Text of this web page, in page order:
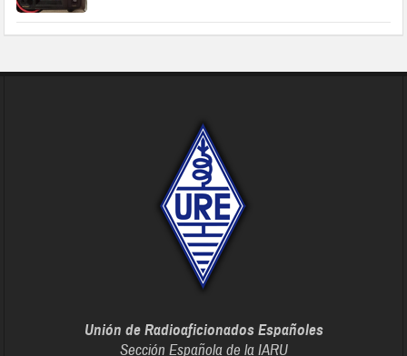
Unión de Radioaficionados Españoles
Sección Española de la IARU